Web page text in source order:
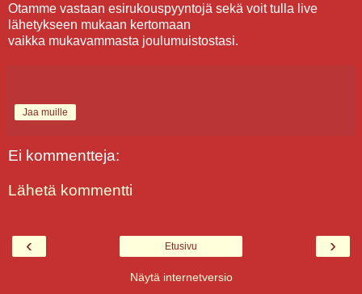
Otamme vastaan esirukouspyyntojä sekä voit tulla live
lähetykseen mukaan kertomaan
vaikka mukavammasta joulumuistostasi.
Jaa muille
Ei kommentteja:
Lähetä kommentti
‹ ›
Etusivu
Näytä internetversio